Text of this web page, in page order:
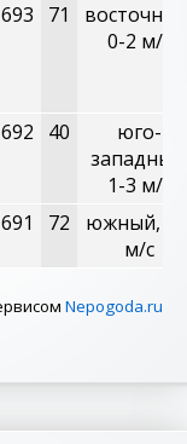
693 71
0-2 м/с
692 40
юго-
1-3 м/с
691 72
южный, 0-
м/с
Nepogoda.ru